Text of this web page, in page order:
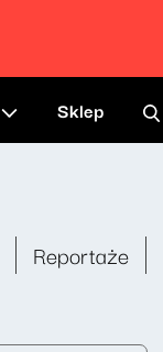
Sklep
Reportaże